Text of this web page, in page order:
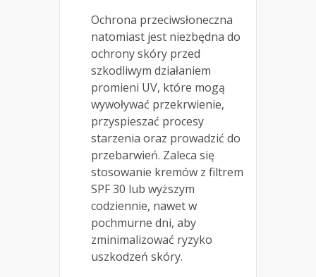
Ochrona przeciwsłoneczna
natomiast jest niezbędna do
ochrony skóry przed
szkodliwym działaniem
promieni UV, które mogą
wywoływać przekrwienie,
przyspieszać procesy
starzenia oraz prowadzić do
przebarwień. Zaleca się
stosowanie kremów z filtrem
SPF 30 lub wyższym
codziennie, nawet w
pochmurne dni, aby
zminimalizować ryzyko
uszkodzeń skóry.